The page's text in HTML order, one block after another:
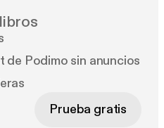
Podimo sin anuncios
Prueba gratis